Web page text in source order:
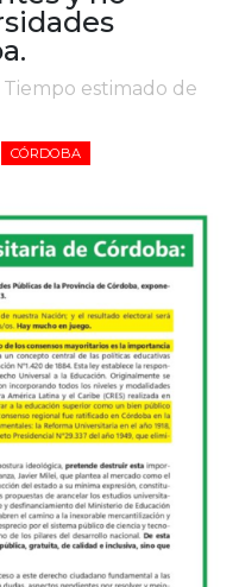
Tiempo estimado de
CÓRDOBA